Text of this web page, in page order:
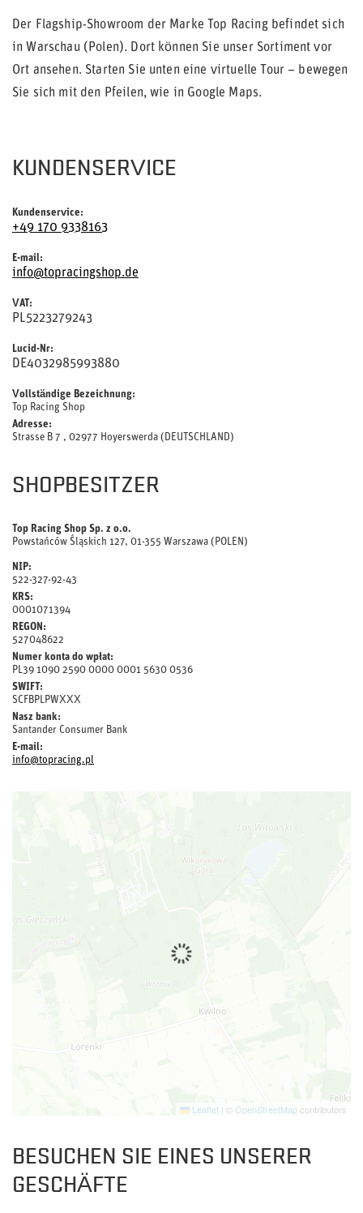
Der Flagship-Showroom der Marke Top Racing befindet sich
in Warschau (Polen). Dort können Sie unser Sortiment vor
Ort ansehen. Starten Sie unten eine virtuelle Tour – bewegen
Sie sich mit den Pfeilen, wie in Google Maps.
KUNDENSERVICE
Kundenservice:
+49 170 9338163
E-mail:
info@topracingshop.de
VAT:
PL5223279243
Lucid-Nr:
DE4032985993880
Vollständige Bezeichnung:
Top Racing Shop
Adresse:
Strasse B 7 , 02977 Hoyerswerda (DEUTSCHLAND)
SHOPBESITZER
Top Racing Shop Sp. z o.o.
Powstańców Śląskich 127, 01-355 Warszawa (POLEN)
NIP:
522-327-92-43
KRS:
0001071394
REGON:
527048622
Numer konta do wpłat:
PL39 1090 2590 0000 0001 5630 0536
SWIFT:
SCFBPLPWXXX
Nasz bank:
Santander Consumer Bank
E-mail:
info@topracing.pl
Leaflet | © OpenStreetMap contributors
BESUCHEN SIE EINES UNSERER
GESCHÄFTE